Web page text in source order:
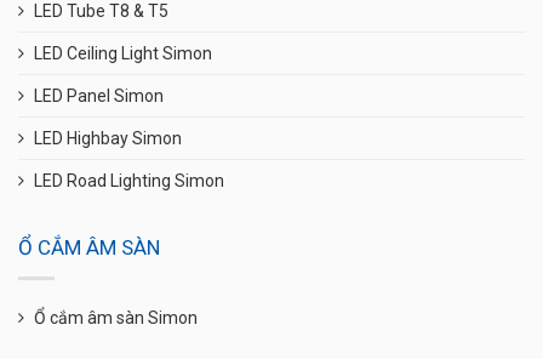
LED Tube T8 & T5
LED Ceiling Light Simon
LED Panel Simon
LED Highbay Simon
LED Road Lighting Simon
Ổ CẮM ÂM SÀN
Ổ cắm âm sàn Simon